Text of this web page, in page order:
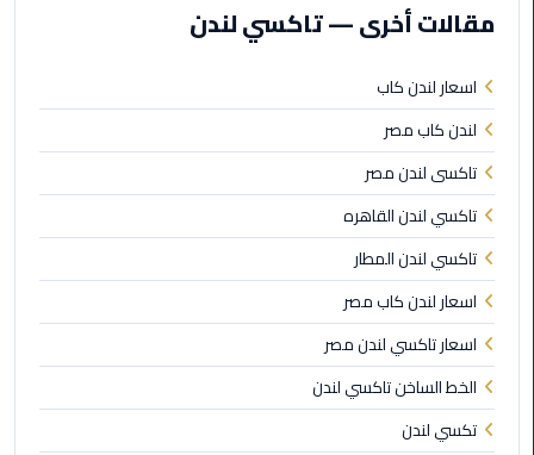
فيصل
ليموزين
من
مطار
برج
العرب
إلى
القاهرة
ليموزين
الهرم
مقالات أخرى — تاكسي لندن
اسعار لندن كاب
لندن كاب مصر
تاكسى لندن مصر
تاكسي لندن القاهره
تاكسي لندن المطار
اسعار لندن كاب مصر
اسعار تاكسي لندن مصر
الخط الساخن تاكسي لندن
تكسي لندن